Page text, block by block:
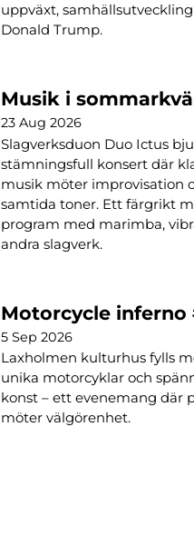
uppväxt,
Donald Trump.
Musik i
23 Aug 2026
Slagverksduon Duo Ictus
stämningsfull konsert där
musik möter improvisation
samtida toner. Ett färgrikt
program med marimba,
andra slagverk.
Motorcycle inferno
5 Sep 2026
Laxholmen kulturhus fylls
unika motorcyklar och
konst – ett evenemang där
möter välgörenhet.